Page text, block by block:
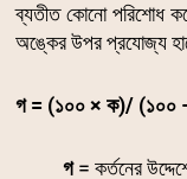
ব্যতীত কোনো পরিশোধ
অঙ্কের উপর প্রযোজ্য
গ = (১০০ × ক)/ (১০০
গ= কর্তনের